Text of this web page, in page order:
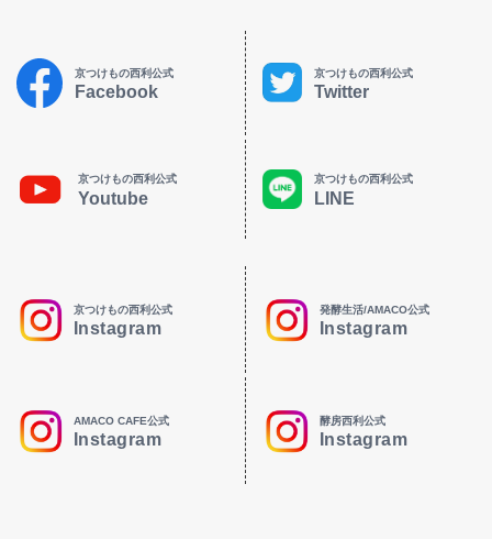
京つけもの西利公式
Facebook
京つけもの西利公式
Twitter
京つけもの西利公式
Youtube
京つけもの西利公式
LINE
京つけもの西利公式
Instagram
発酵生活/AMACO公式
Instagram
AMACO CAFE公式
Instagram
酵房西利公式
Instagram